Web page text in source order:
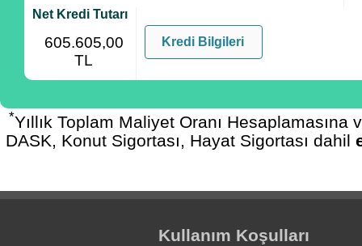
Net Kredi Tutarı
605.605,00
TL
Kredi Bilgileri
*Yıllık Toplam Maliyet Oranı Hesaplamasına
DASK, Konut Sigortası, Hayat Sigortası dahil
Kullanım Koşulları